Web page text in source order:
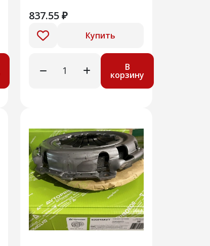
837.55 ₽
Купить
В
корзину